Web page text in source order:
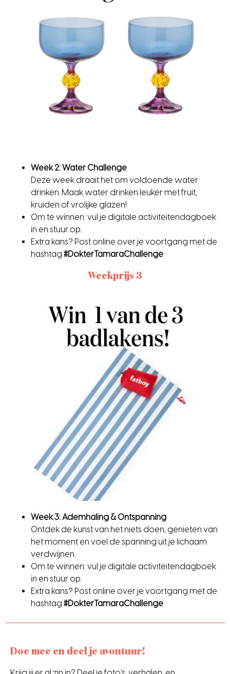
Week 2: Water Challenge
Deze week draait het om voldoende water
drinken. Maak water drinken leuker met fruit,
kruiden of vrolijke glazen!
Om te winnen: vul je digitale activiteitendagboek
in en stuur op.
Extra kans? Post online over je voortgang met de
hashtag #DokterTamaraChallenge
Weekprijs 3
Week 3: Ademhaling & Ontspanning
Ontdek de kunst van het niets doen, genieten van
het moment en voel de spanning uit je lichaam
verdwijnen.
Om te winnen: vul je digitale activiteitendagboek
in en stuur op.
Extra kans? Post online over je voortgang met de
hashtag #DokterTamaraChallenge
Doe mee en deel je avontuur!